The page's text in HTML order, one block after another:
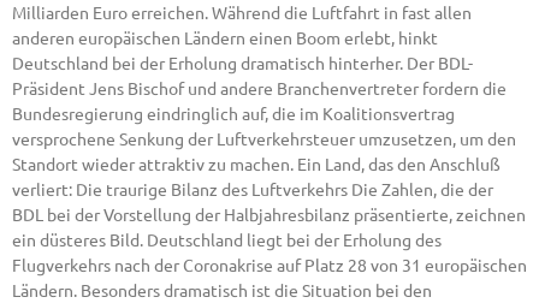
Milliarden Euro erreichen. Während die Luftfahrt in fast allen
anderen europäischen Ländern einen Boom erlebt, hinkt
Deutschland bei der Erholung dramatisch hinterher. Der BDL-
Präsident Jens Bischof und andere Branchenvertreter fordern die
Bundesregierung eindringlich auf, die im Koalitionsvertrag
versprochene Senkung der Luftverkehrsteuer umzusetzen, um den
Standort wieder attraktiv zu machen. Ein Land, das den Anschluß
verliert: Die traurige Bilanz des Luftverkehrs Die Zahlen, die der
BDL bei der Vorstellung der Halbjahresbilanz präsentierte, zeichnen
ein düsteres Bild. Deutschland liegt bei der Erholung des
Flugverkehrs nach der Coronakrise auf Platz 28 von 31 europäischen
Ländern. Besonders dramatisch ist die Situation bei den